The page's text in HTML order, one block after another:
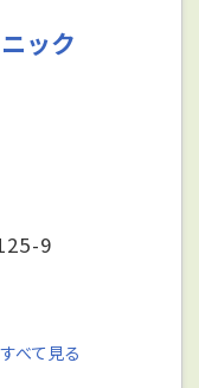
ック
9
すべて見る